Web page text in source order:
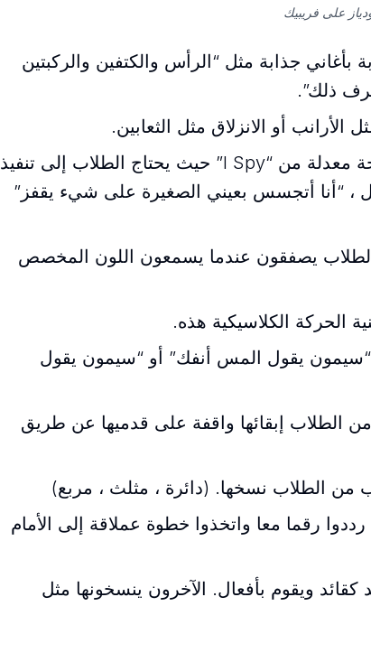
على فريبيك
بأغاني جذابة مثل “الرأس والكتفين والركبتين
ذلك”.
أو الانزلاق مثل الثعابين.
قم بتشغيل نسخة معدلة من “I Spy” حيث يحتاج الطلاب إلى تنفيذ
، “أنا أتجسس بعيني الصغيرة على شيء يقفز”
الطلاب يصفقون عندما يسمعون اللون المخصص
الحركة الكلاسيكية هذه.
يقول المس أنفك” أو “سيمون يقول
الطلاب إبقائها واقفة على قدميها عن طريق
الطلاب نسخها. (دائرة ، مثلث ، مربع)
رقما معا واتخذوا خطوة عملاقة إلى الأمام
ويقوم بأفعال. الآخرون ينسخونها مثل